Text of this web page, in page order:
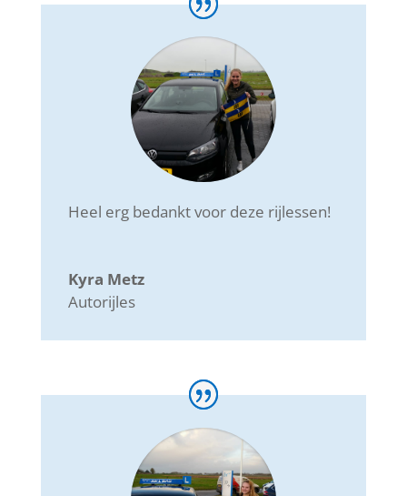
Heel erg bedankt voor deze rijlessen!
Kyra Metz
Autorijles